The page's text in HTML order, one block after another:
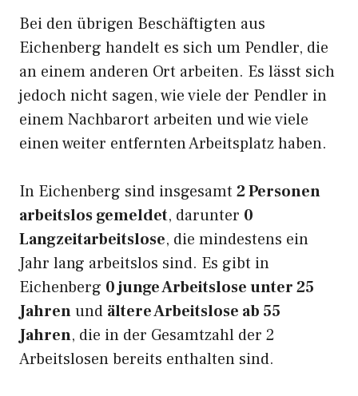
Bei den übrigen Beschäftigten aus
Eichenberg handelt es sich um Pendler, die
an einem anderen Ort arbeiten. Es lässt sich
jedoch nicht sagen, wie viele der Pendler in
einem Nachbarort arbeiten und wie viele
einen weiter entfernten Arbeitsplatz haben.
In Eichenberg sind insgesamt 2 Personen
arbeitslos gemeldet, darunter 0
Langzeitarbeitslose, die mindestens ein
Jahr lang arbeitslos sind. Es gibt in
Eichenberg 0 junge Arbeitslose unter 25
Jahrenund ältere Arbeitslose ab 55
Jahren, die in der Gesamtzahl der 2
Arbeitslosen bereits enthalten sind.